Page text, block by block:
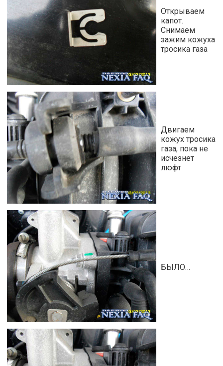
Открываем
капот.
Снимаем
зажим кожуха
тросика газа
Двигаем
кожух тросика
газа, пока не
исчезнет
люфт
БЫЛО…